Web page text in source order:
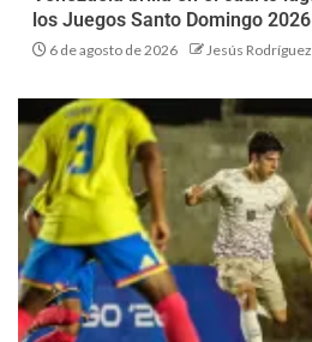
los Juegos Santo Domingo 2026
6 de agosto de 2026 Jesús Rodríguez